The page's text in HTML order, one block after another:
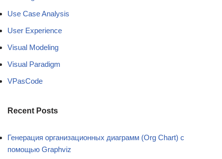
Use Case Analysis
User Experience
Visual Modeling
Visual Paradigm
VPasCode
Recent Posts
Генерация организационных диаграмм (Org Chart) с
помощью Graphviz